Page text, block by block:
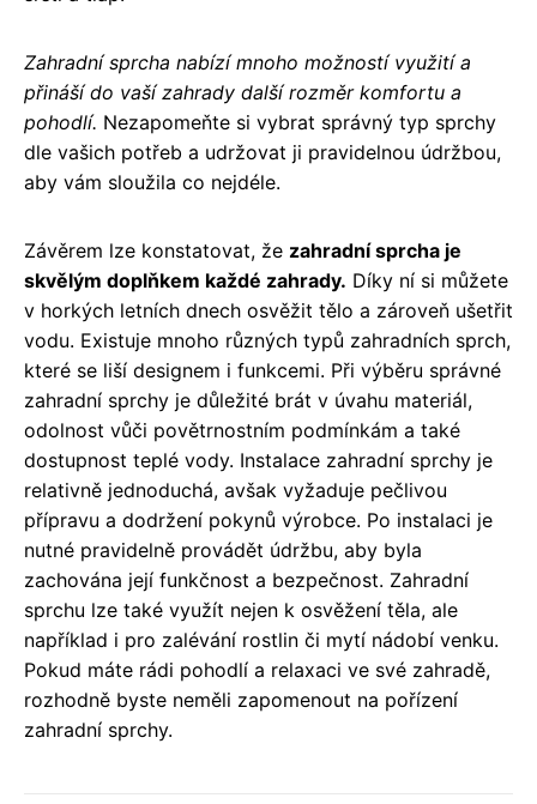
Zahradní sprcha nabízí mnoho možností využití a
přináší do vaší zahrady další rozměr komfortu a
pohodlí. Nezapomeňte si vybrat správný typ sprchy
dle vašich potřeb a udržovat ji pravidelnou údržbou,
aby vám sloužila co nejdéle.
Závěrem lze konstatovat, že zahradní sprcha je
skvělým doplňkem každé zahrady. Díky ní si můžete
v horkých letních dnech osvěžit tělo a zároveň ušetřit
vodu. Existuje mnoho různých typů zahradních sprch,
které se liší designem i funkcemi. Při výběru správné
zahradní sprchy je důležité brát v úvahu materiál,
odolnost vůči povětrnostním podmínkám a také
dostupnost teplé vody. Instalace zahradní sprchy je
relativně jednoduchá, avšak vyžaduje pečlivou
přípravu a dodržení pokynů výrobce. Po instalaci je
nutné pravidelně provádět údržbu, aby byla
zachována její funkčnost a bezpečnost. Zahradní
sprchu lze také využít nejen k osvěžení těla, ale
například i pro zalévání rostlin či mytí nádobí venku.
Pokud máte rádi pohodlí a relaxaci ve své zahradě,
rozhodně byste neměli zapomenout na pořízení
zahradní sprchy.